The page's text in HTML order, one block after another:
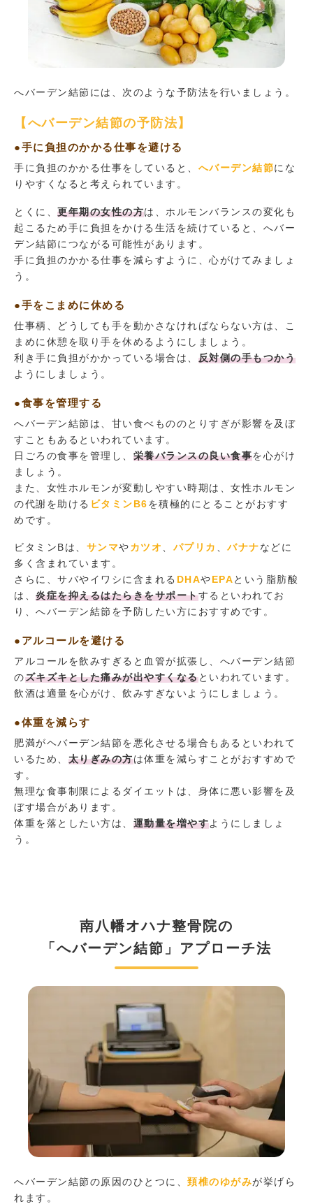
へバーデン結節には、次のような予防法を行いましょう。
【へバーデン結節の予防法】
●手に負担のかかる仕事を避ける
手に負担のかかる仕事をしていると、 へバーデン結節にな
りやすくなると考えられています。
とくに、 更年期の女性の方は、ホルモンバランスの変化も
起こるため手に負担をかける生活を続けていると、へバー
デン結節につながる可能性があります。
手に負担のかかる仕事を減らすように、心がけてみましょ
う。
●手をこまめに休める
仕事柄、どうしても手を動かさなければならない方は、こ
まめに休憩を取り手を休めるようにしましょう。
利き手に負担がかかっている場合は、 反対側の手もつかう
ようにしましょう。
●食事を管理する
へバーデン結節は、甘い食べもののとりすぎが影響を及ぼ
すこともあるといわれています。
日ごろの食事を管理し、 栄養バランスの良い食事を心がけ
ましょう。
また、女性ホルモンが変動しやすい時期は、女性ホルモン
の代謝を助ける ビタミンB6を積極的にとることがおすす
めです。
ビタミンBは、 サンマやカツオ、 パプリカ 、 バナナなどに
多く含まれています。
さらに、サバやイワシに含まれる DHAやEPAという脂肪酸
は、 炎症を抑えるはたらきをサポートするといわれてお
り、へバーデン結節を予防したい方におすすめです。
●アルコールを避ける
アルコールを飲みすぎると血管が拡張し、へバーデン結節
のズキズキとした痛みが出やすくなるといわれています。
飲酒は適量を心がけ、飲みすぎないようにしましょう。
●体重を減らす
肥満がヘバーデン結節を悪化させる場合もあるといわれて
いるため、 太りぎみの方は体重を減らすことがおすすめで
す。
無理な食事制限によるダイエットは、身体に悪い影響を及
ぼす場合があります。
体重を落としたい方は、 運動量を増やすようにしましょ
う。
南八幡オハナ整骨院の
「へバーデン結節」アプローチ法
へバーデン結節の原因のひとつに、 頚椎のゆがみが挙げら
れます。